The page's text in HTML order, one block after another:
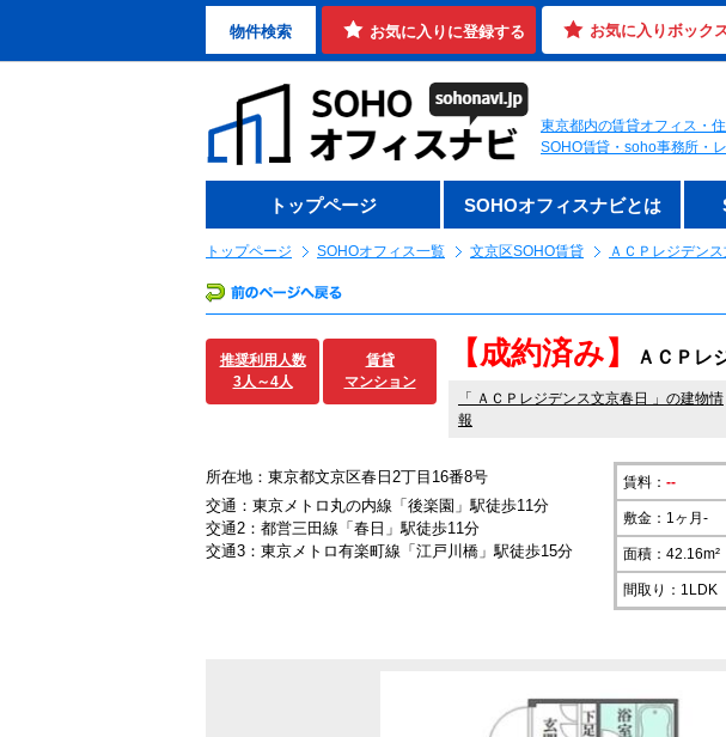
物件検索 お気に入りに登録する お気に入りボック
東京都内の賃貸オフィス・
SOHO賃貸・soho事務所・
トップページ SOHOオフィスナビとは
トップページ SOHOオフィス一覧 文京区SOHO賃貸 ＡＣＰレジデンス
推奨利用人数
3人～4人
賃貸
マンション
【成約済み】 ＡＣＰレ
「 ＡＣＰレジデンス文京春日
」の建物情
報
所在地：東京都文京区春日2丁目16番8号
交通：東京メトロ丸の内線「後楽園」駅徒歩11分
交通2：都営三田線「春日」駅徒歩11分
交通3：東京メトロ有楽町線「江戸川橋」駅徒歩15分
賃料： --
敷金：1ヶ月-
面積：42.16m²
間取り：1LDK